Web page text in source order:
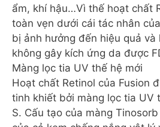
ẩm, khí hậu…Vì thế hoạt chất
toàn vẹn dưới cái tác nhân
bị ảnh hưởng đến hiệu quả
không gây kích ứng da được
Màng lọc tia UV thế hệ mới
Hoạt chất Retinol của Fusion
tinh khiết bởi màng lọc tia UV
S. Cấu tạo của màng